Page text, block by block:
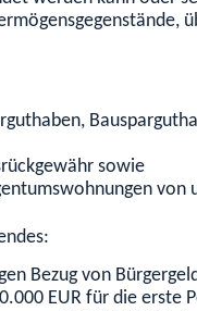
sowie
von
Bezug von
EUR für die erste